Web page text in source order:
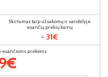
Skirtumas tarp užsakomų ir sandėlyje
esančių prekių kainų
- 31€
esančioms prekėms